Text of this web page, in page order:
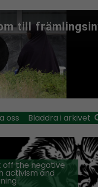
oss Bläddra i arkivet
off the negative
activism and